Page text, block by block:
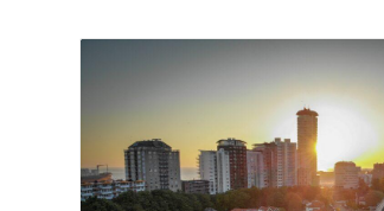
Product Maximaal aantal personen
Product Reisorganisatie
Product Zwembad